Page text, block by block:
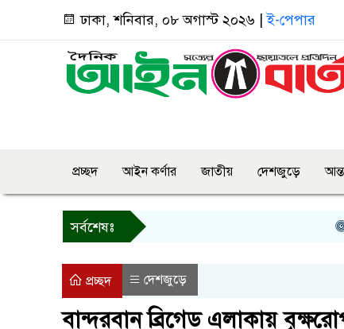
ঢাকা, শনিবার, ০৮ অগাস্ট ২০২৬ |ই-পেপার
প্রচ্ছদ আইন কর্ণার জাতীয় দেশজুড়ে
সর্বশেষঃ
প্রচ্ছদ দেশজুড়ে
বান্দরবান ব্রিগেড এলাকায়